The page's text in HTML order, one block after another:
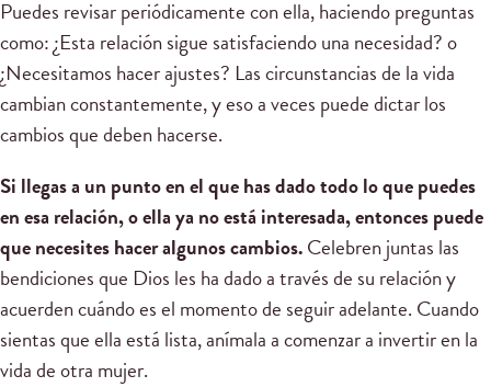
Puedes revisar periódicamente con ella, haciendo preguntas
como: ¿Esta relación sigue satisfaciendo una necesidad? o
¿Necesitamos hacer ajustes? Las circunstancias de la vida
cambian constantemente, y eso a veces puede dictar los
cambios que deben hacerse.
Si llegas a un punto en el que has dado todo lo que puedes
en esa relación, o ella ya no está interesada, entonces puede
que necesites hacer algunos cambios.Celebren juntas las
bendiciones que Dios les ha dado a través de su relación y
acuerden cuándo es el momento de seguir adelante. Cuando
sientas que ella está lista, anímala a comenzar a invertir en la
vida de otra mujer.